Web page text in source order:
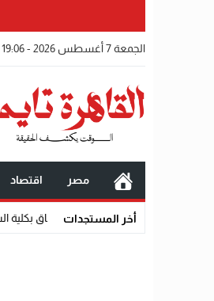
الجمعة 7 أغسطس 2026 - 19:06 مساءً
مصر اقتصاد
أخر المستجدات
شروط الالتحاق بكلية الشرطة 2026-2027: أربعة محاذير قانونية واجتماعية تحرم المتقدمين من القبول رسميًا